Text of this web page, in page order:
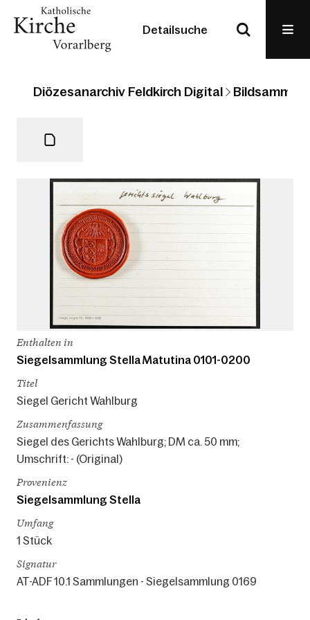
Detailsuche
Diözesanarchiv Feldkirch Digital
Enthalten in
Siegelsammlung Stella Matutina 0101-0200
Titel
Siegel Gericht Wahlburg
Zusammenfassung
Siegel des Gerichts Wahlburg; DM ca. 50 mm;
Umschrift: - (Original)
Provenienz
Siegelsammlung Stella
Umfang
1 Stück
Signatur
AT-ADF 10.1 Sammlungen - Siegelsammlung 0169